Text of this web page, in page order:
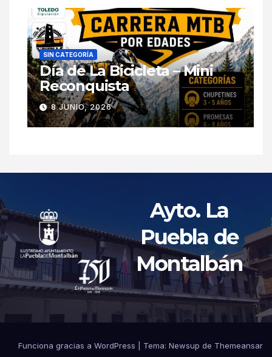
SIN CATEGORÍA
Día de La Bicicleta – Mini
Reconquista
8 JUNIO, 2026
Ayto. La
Puebla de
Montalbán
Funciona gracias a WordPress Tema: Newsup de Themeansar